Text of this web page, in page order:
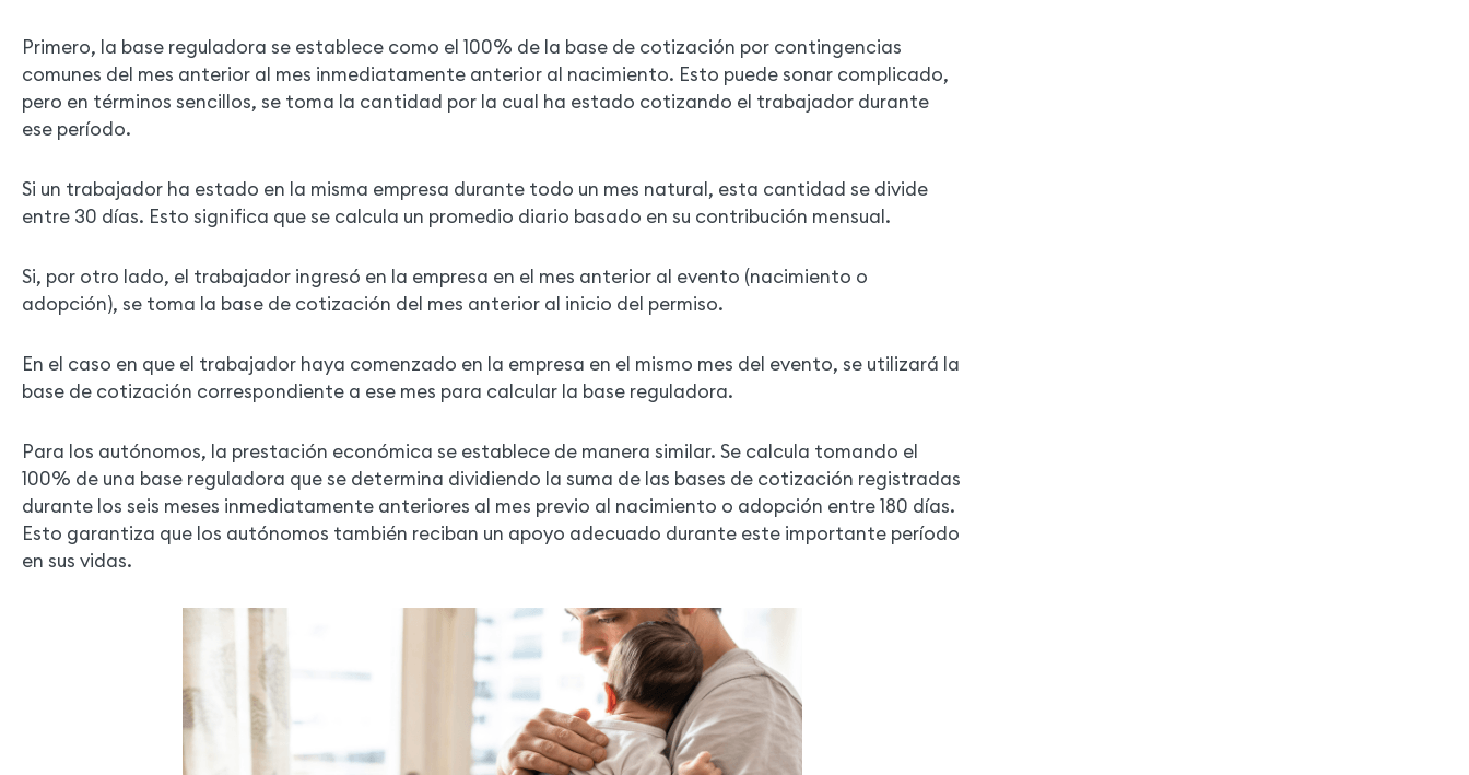
Primero, la base reguladora se establece como el 100% de la base de cotización por contingencias
comunes del mes anterior al mes inmediatamente anterior al nacimiento. Esto puede sonar complicado,
pero en términos sencillos, se toma la cantidad por la cual ha estado cotizando el trabajador durante
ese período.
Si un trabajador ha estado en la misma empresa durante todo un mes natural, esta cantidad se divide
entre 30 días. Esto significa que se calcula un promedio diario basado en su contribución mensual.
Si, por otro lado, el trabajador ingresó en la empresa en el mes anterior al evento (nacimiento o
adopción), se toma la base de cotización del mes anterior al inicio del permiso.
En el caso en que el trabajador haya comenzado en la empresa en el mismo mes del evento, se utilizará la
base de cotización correspondiente a ese mes para calcular la base reguladora.
Para los autónomos, la prestación económica se establece de manera similar. Se calcula tomando el
100% de una base reguladora que se determina dividiendo la suma de las bases de cotización registradas
durante los seis meses inmediatamente anteriores al mes previo al nacimiento o adopción entre 180 días.
Esto garantiza que los autónomos también reciban un apoyo adecuado durante este importante período
en sus vidas.